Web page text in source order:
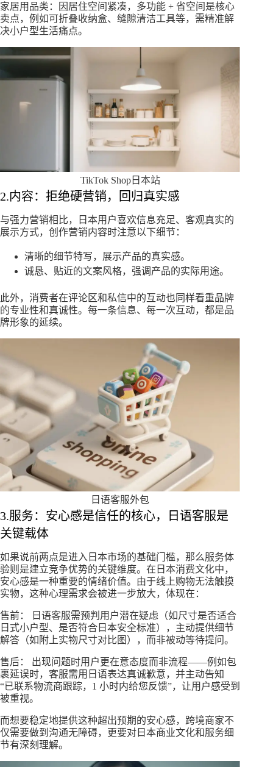
家居用品类：因居住空间紧凑，多功能 + 省空间是核心
卖点，例如可折叠收纳盒、缝隙清洁工具等，需精准解
决小户型生活痛点。
TikTok Shop日本站
2.内容：拒绝硬营销，回归真实感
与强力营销相比，日本用户喜欢信息充足、客观真实的
展示方式，创作营销内容时注意以下细节：
清晰的细节特写，展示产品的真实感。
诚恳、贴近的文案风格，强调产品的实际用途。
此外，消费者在评论区和私信中的互动也同样看重品牌
的专业性和真诚性。每一条信息、每一次互动，都是品
牌形象的延续。
日语客服外包
3.服务：安心感是信任的核心，日语客服是
关键载体
如果说前两点是进入日本市场的基础门槛，那么服务体
验则是建立竞争优势的关键维度。在日本消费文化中，
安心感是一种重要的情绪价值。由于线上购物无法触摸
实物，这种心理需求会被进一步放大，体现在：
售前： 日语客服需预判用户潜在疑虑（如尺寸是否适合
日式小户型、是否符合日本安全标准），主动提供细节
解答（如附上实物尺寸对比图），而非被动等待提问。
售后： 出现问题时用户更在意态度而非流程——例如包
裹延误时，客服需用日语表达真诚歉意，并主动告知
“已联系物流商跟踪，1 小时内给您反馈”，让用户感受到
被重视。
而想要稳定地提供这种超出预期的安心感，跨境商家不
仅需要做到沟通无障碍，更要对日本商业文化和服务细
节有深刻理解。